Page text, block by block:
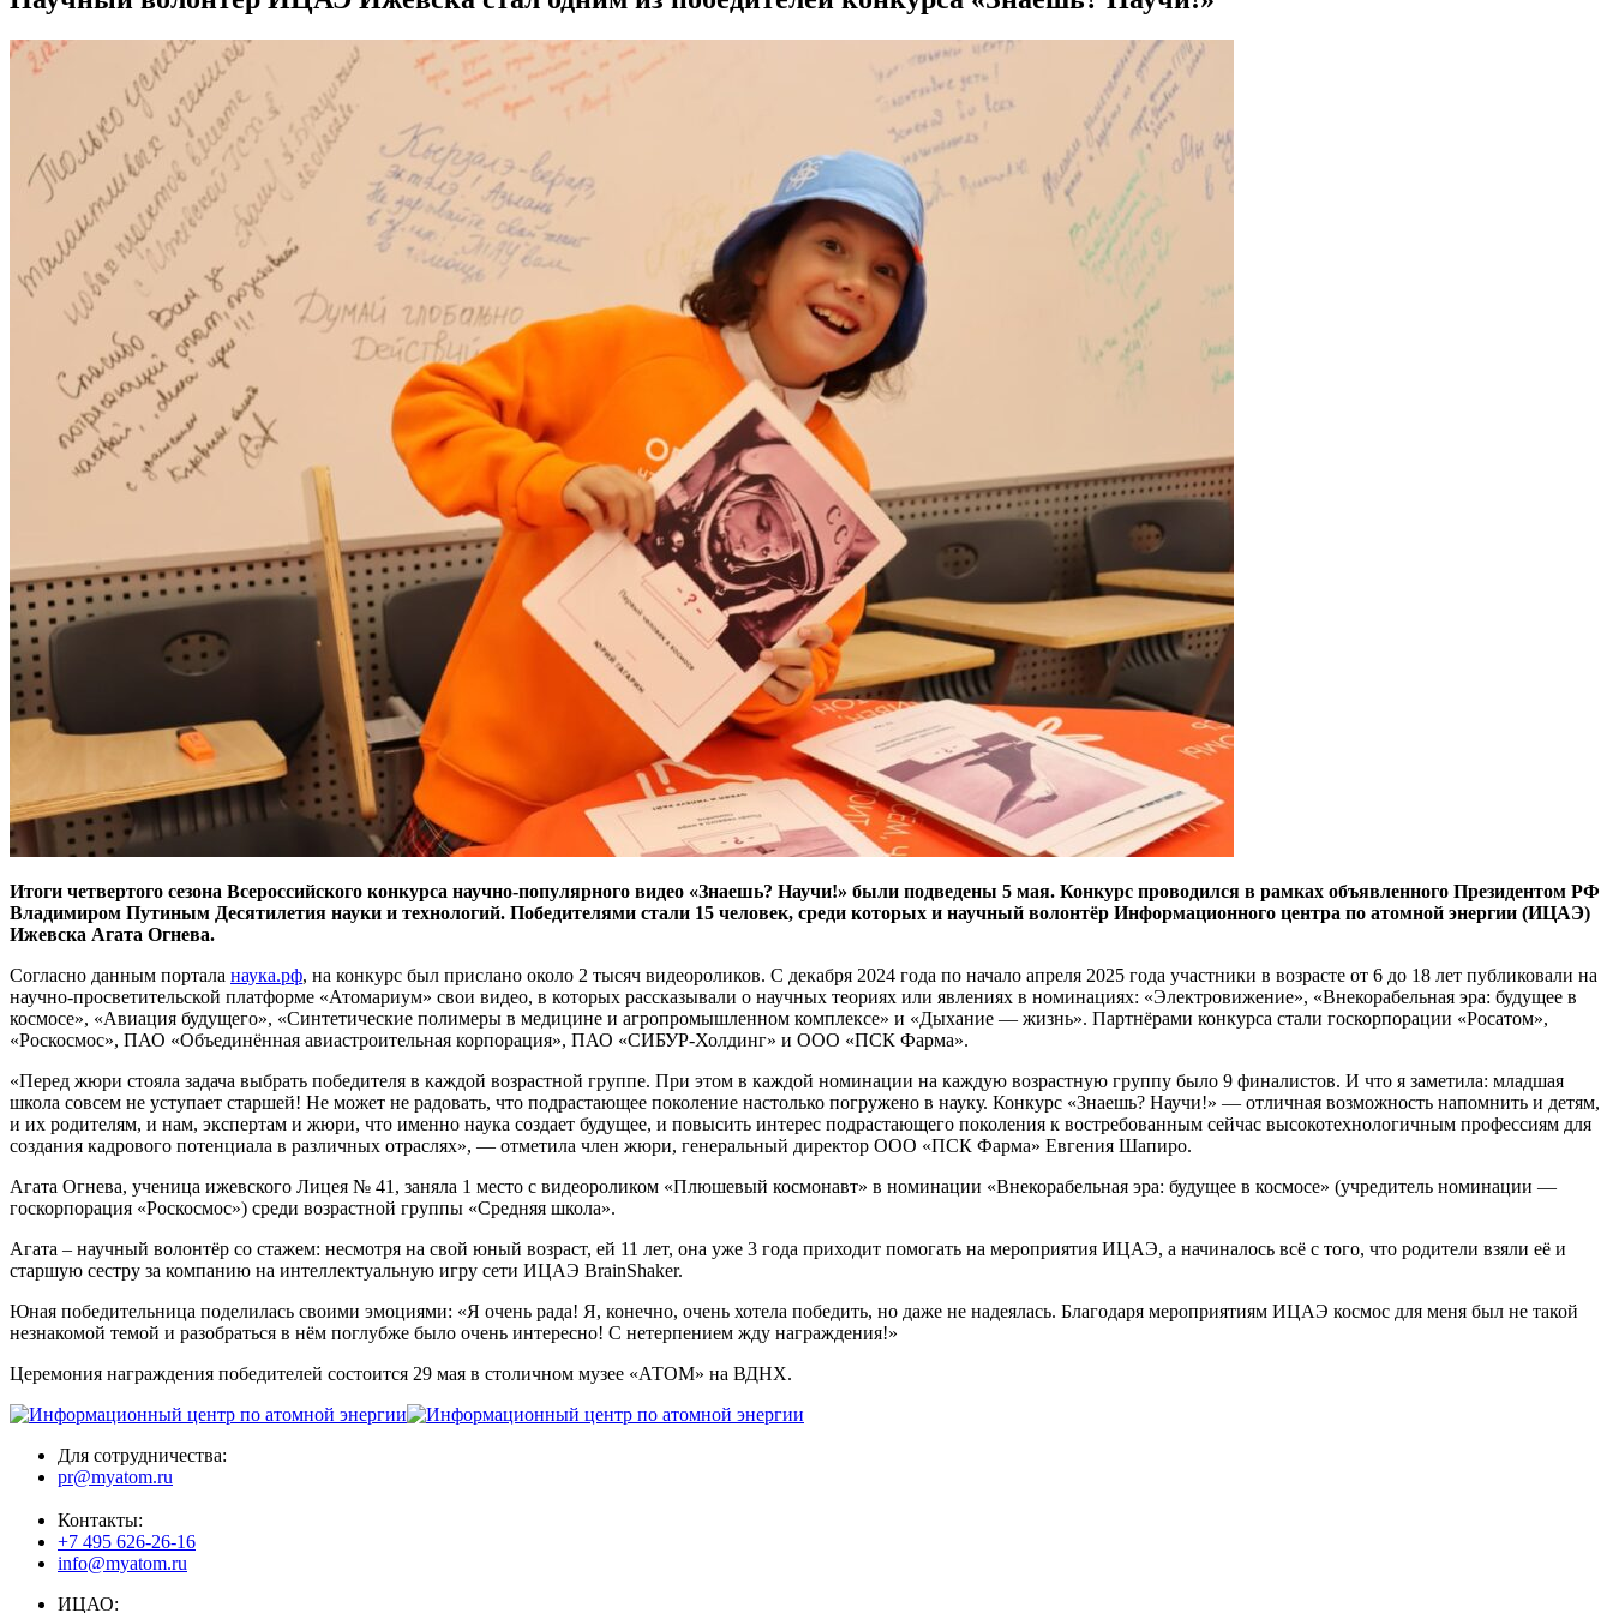
Итоги четвертого сезона Всероссийского конкурса научно-популярного видео «Знаешь? Научи!» были подведены 5 мая. Конкурс проводился в рамках объявленного Президентом РФ
Владимиром Путиным Десятилетия науки и технологий. Победителями стали 15 человек, среди которых и научный волонтёр Информационного центра по атомной энергии (ИЦАЭ)
Ижевска Агата Огнева.
Согласно данным портала наука.рф, на конкурс был прислано около 2 тысяч видеороликов. С декабря 2024 года по начало апреля 2025 года участники в возрасте от 6 до 18 лет публиковали на
научно-просветительской платформе «Атомариум» свои видео, в которых рассказывали о научных теориях или явлениях в номинациях: «Электровижение», «Внекорабельная эра: будущее в
космосе», «Авиация будущего», «Синтетические полимеры в медицине и агропромышленном комплексе» и «Дыхание — жизнь». Партнёрами конкурса стали госкорпорации «Росатом»,
«Роскосмос», ПАО «Объединённая авиастроительная корпорация», ПАО «СИБУР-Холдинг» и ООО «ПСК Фарма».
«Перед жюри стояла задача выбрать победителя в каждой возрастной группе. При этом в каждой номинации на каждую возрастную группу было 9 финалистов. И что я заметила: младшая
школа совсем не уступает старшей! Не может не радовать, что подрастающее поколение настолько погружено в науку. Конкурс «Знаешь? Научи!» — отличная возможность напомнить и детям,
и их родителям, и нам, экспертам и жюри, что именно наука создает будущее, и повысить интерес подрастающего поколения к востребованным сейчас высокотехнологичным профессиям для
создания кадрового потенциала в различных отраслях», — отметила член жюри, генеральный директор ООО «ПСК Фарма» Евгения Шапиро.
Агата Огнева, ученица ижевского Лицея № 41, заняла 1 место с видеороликом «Плюшевый космонавт» в номинации «Внекорабельная эра: будущее в космосе» (учредитель номинации —
госкорпорация «Роскосмос») среди возрастной группы «Средняя школа».
Агата – научный волонтёр со стажем: несмотря на свой юный возраст, ей 11 лет, она уже 3 года приходит помогать на мероприятия ИЦАЭ, а начиналось всё с того, что родители взяли её и
старшую сестру за компанию на интеллектуальную игру сети ИЦАЭ BrainShaker.
Юная победительница поделилась своими эмоциями: «Я очень рада! Я, конечно, очень хотела победить, но даже не надеялась. Благодаря мероприятиям ИЦАЭ космос для меня был не такой
незнакомой темой и разобраться в нём поглубже было очень интересно! С нетерпением жду награждения!»
Церемония награждения победителей состоится 29 мая в столичном музее «АТОМ» на ВДНХ.
Для сотрудничества:
pr@myatom.ru
Контакты:
+7 495 626-26-16
info@myatom.ru
ИЦАО: